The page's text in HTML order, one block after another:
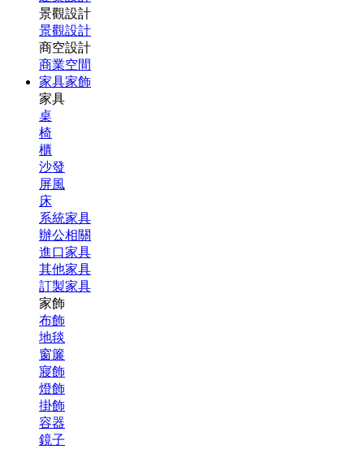
景觀設計
景觀設計
商空設計
商業空間
家具家飾
家具
桌
椅
櫃
沙發
屏風
床
系統家具
辦公相關
進口家具
其他家具
訂製家具
家飾
布飾
地毯
窗簾
寢飾
燈飾
掛飾
容器
鏡子